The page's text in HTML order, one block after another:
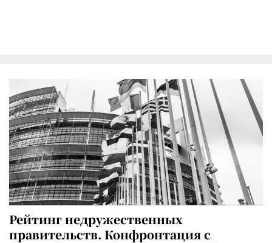
Рейтинг недружественных
правительств. Конфронтация с